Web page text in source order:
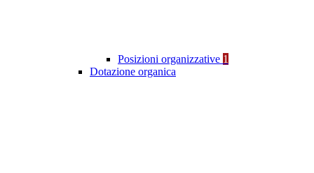
Posizioni organizzative 1
Dotazione organica